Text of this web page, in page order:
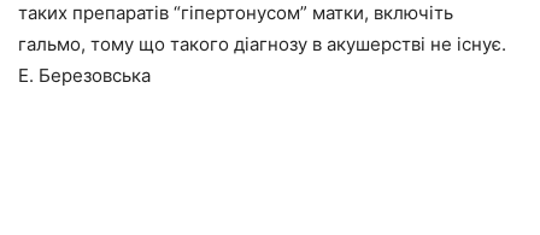
таких препаратів “гіпертонусом” матки, включіть
гальмо, тому що такого діагнозу в акушерстві не існує.
Е. Березовська